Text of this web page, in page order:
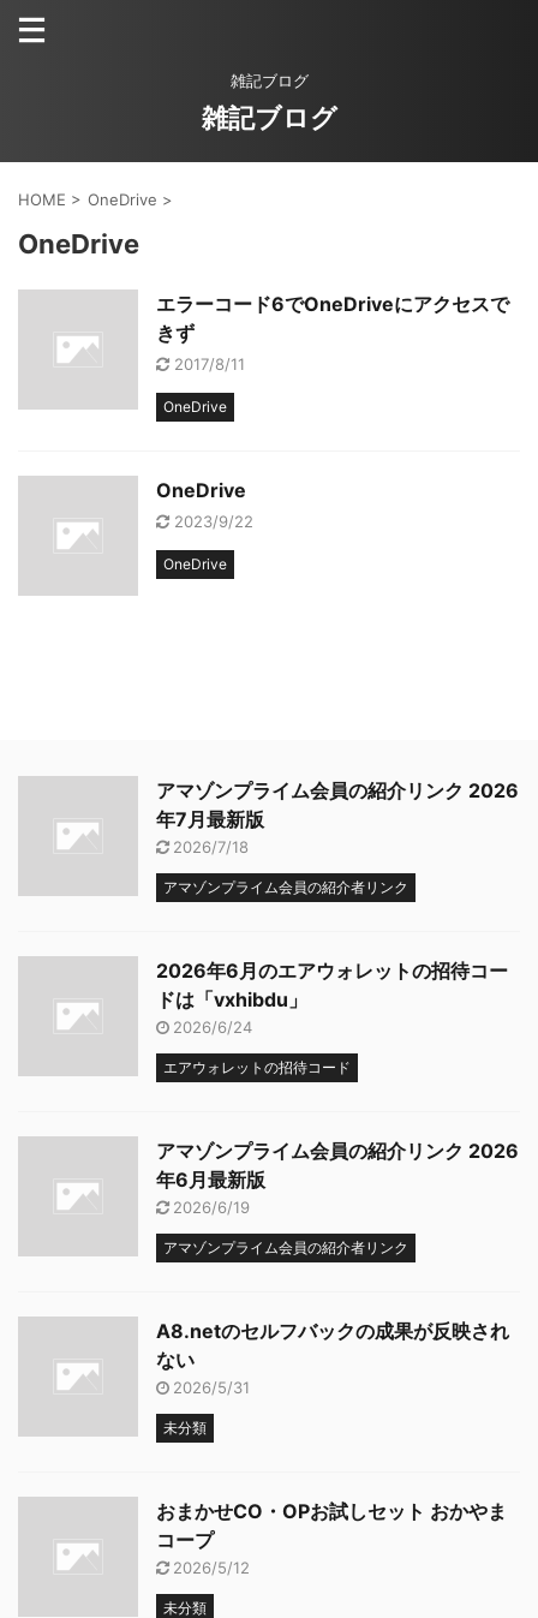
雑記ブログ
雑記ブログ
HOME > OneDrive >
OneDrive
エラーコード6でOneDriveにアクセスで
きず
2017/8/11
OneDrive
OneDrive
2023/9/22
OneDrive
アマゾンプライム会員の紹介リンク 2026
年7月最新版
2026/7/18
アマゾンプライム会員の紹介者リンク
2026年6月のエアウォレットの招待コー
ドは「vxhibdu」
2026/6/24
エアウォレットの招待コード
アマゾンプライム会員の紹介リンク 2026
年6月最新版
2026/6/19
アマゾンプライム会員の紹介者リンク
A8.netのセルフバックの成果が反映され
ない
2026/5/31
未分類
おまかせCO・OPお試しセット おかやま
コープ
2026/5/12
未分類